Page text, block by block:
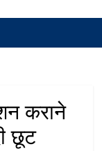
कराने
छूट